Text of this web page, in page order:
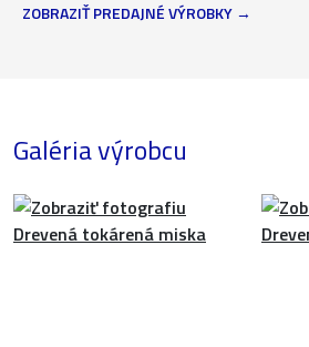
ZOBRAZIŤ PREDAJNÉ VÝROBKY
Galéria výrobcu